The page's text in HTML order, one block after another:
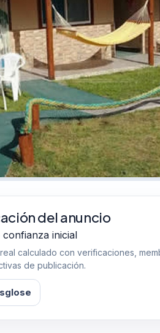
del anuncio
confianza inicial
calculado con verificaciones,
de publicación.